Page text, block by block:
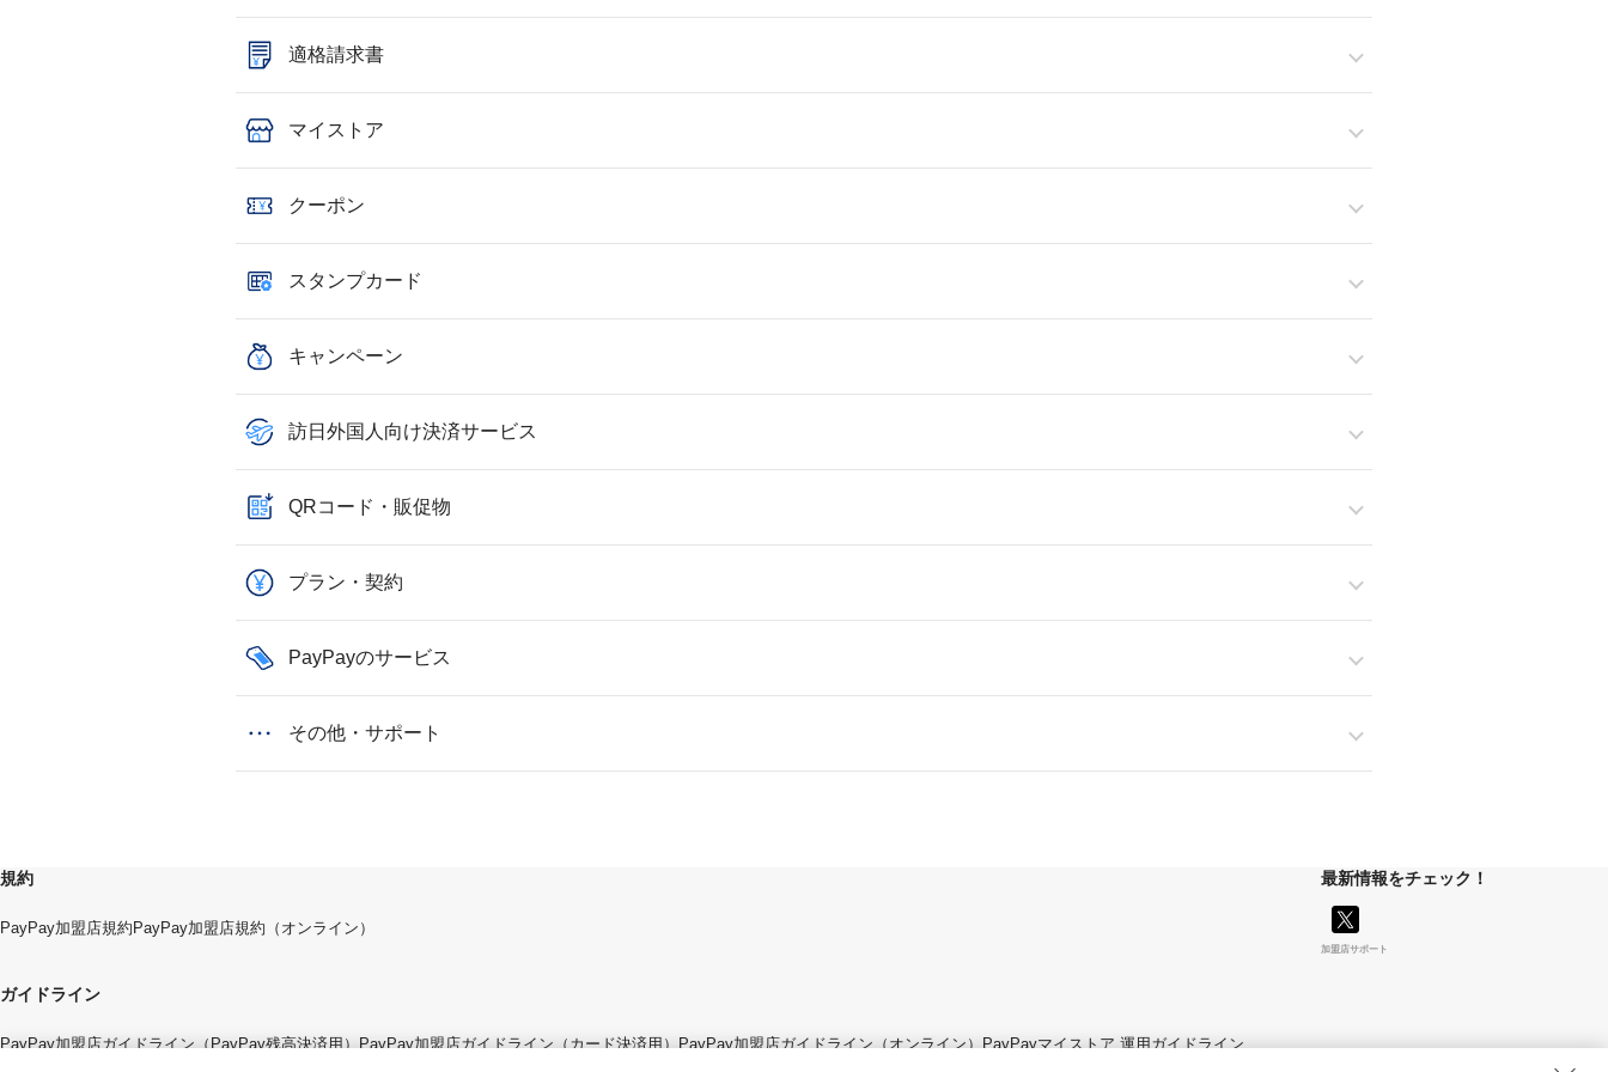
適格請求書
マイストア
クーポン
スタンプカード
キャンペーン
訪日外国人向け決済サービス
QRコード・販促物
プラン・契約
PayPayのサービス
その他・サポート
規約
PayPay加盟店規約 PayPay加盟店規約（オンライン）
ガイドライン
PayPay加盟店ガイドライン（PayPay残高決済用）PayPay加盟店ガイドライン（カード決済用）PayPay加盟店ガイドライン（オンライン）PayPayマイストア 運用ガイドライン
最新情報をチェック！
加盟店サポート